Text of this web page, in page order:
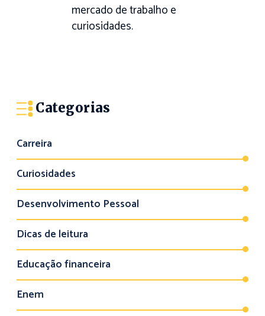
mercado de trabalho e
curiosidades.
Categorias
Carreira
Curiosidades
Desenvolvimento Pessoal
Dicas de leitura
Educação financeira
Enem